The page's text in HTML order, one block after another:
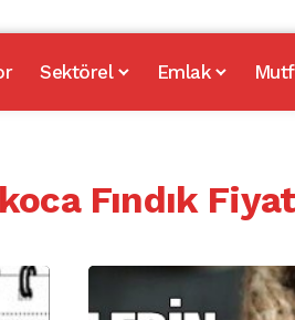
Sektörel Emlak
Fındık